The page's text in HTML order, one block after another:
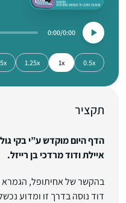
0:00
0:00
0.5x
1x
1.25x
1.5x
תקציר
הדף היום מוקדש ע”י בקי
איילת ודוד מרדכי בן רייזל.
בהקשר של אחיתופל, הגמרא
דוד נוסה בדרך זו ומדוע